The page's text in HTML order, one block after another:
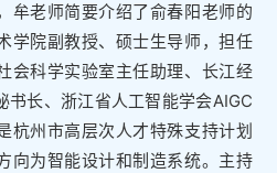
牟老师简要介绍了俞春阳老师的
学院副教授、硕士生导师，担任
会科学实验室主任助理、长江经
书长、浙江省人工智能学会AIGC
杭州市高层次人才特殊支持计划
向为智能设计和制造系统。主持